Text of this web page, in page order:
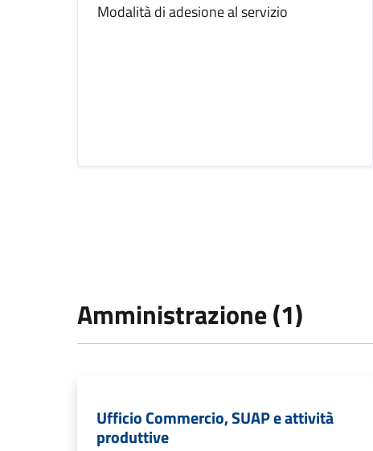
Modalità di adesione al servizio
Amministrazione (1)
Ufficio Commercio, SUAP e attività
produttive